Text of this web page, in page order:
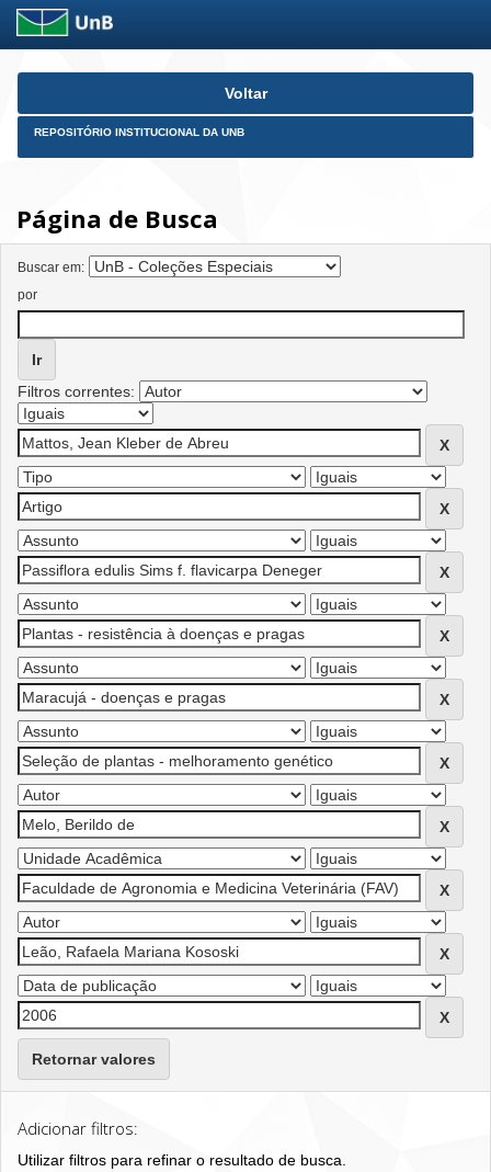
Skip
Voltar
REPOSITÓRIO INSTITUCIONAL DA UNB
Página de Busca
Buscar em:
por
Filtros correntes:
Retornar valores
Adicionar filtros:
Utilizar filtros para refinar o resultado de busca.